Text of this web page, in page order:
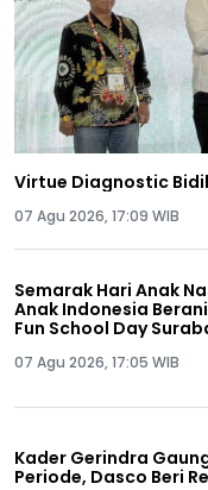
Virtue Diagnostic
07 Agu 2026, 17:09 WIB
Semarak Hari Anak
Anak Indonesia
Fun School Day
07 Agu 2026, 17:05 WIB
Kader Gerindra
Periode, Dasco Beri